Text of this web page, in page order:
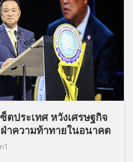
ตประเทศ หวังเศรษฐกิจ
าความท้าทายในอนาคต